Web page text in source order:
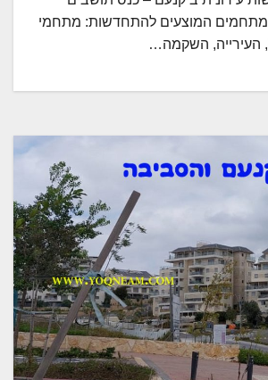
המתחמים המוצעים להתחדשות: מתחמי
העירייה, השקמה…